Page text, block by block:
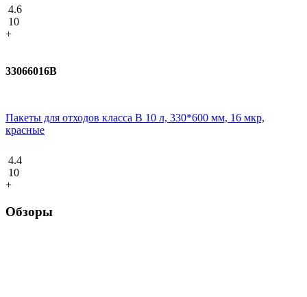
4.6
10
+
33066016В
Пакеты для отходов класса В 10 л, 330*600 мм, 16 мкр,
красные
4.4
10
+
Обзоры